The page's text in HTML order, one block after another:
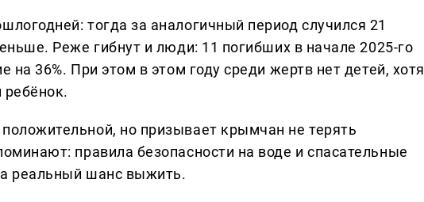
тогда за аналогичный период случился 21
Реже гибнут и люди: 11 погибших в начале 2025-го
на 36%. При этом в этом году среди жертв нет детей, хотя
ребёнок.
но призывает крымчан не терять
правила безопасности на воде и спасательные
реальный шанс выжить.